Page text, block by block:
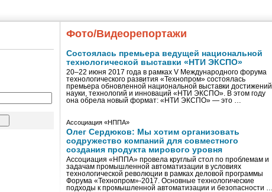
Фото/Видеорепортажи
Состоялась премьера ведущей национальной
технологической выставки «НТИ ЭКСПО»
20–22 июня 2017 года в рамках V Международного форума
технологического развития «Технопром» состоялась
премьера обновленной национальной выставки достижений
науки, технологий и инноваций «НТИ ЭКСПО». В этом году
она обрела новый формат: «НТИ ЭКСПО» — это …
Ассоциация «НППА»
Олег Сердюков: Мы хотим организовать
содружество компаний для совместного
создания продукта мирового уровня
Ассоциация «НППА» провела круглый стол по проблемам и
задачам промышленной автоматизации в условиях
технологической революции в рамках деловой программы
Форума «Технопром»-2017. Основные технологические
подходы к промышленной автоматизации и безопасности …